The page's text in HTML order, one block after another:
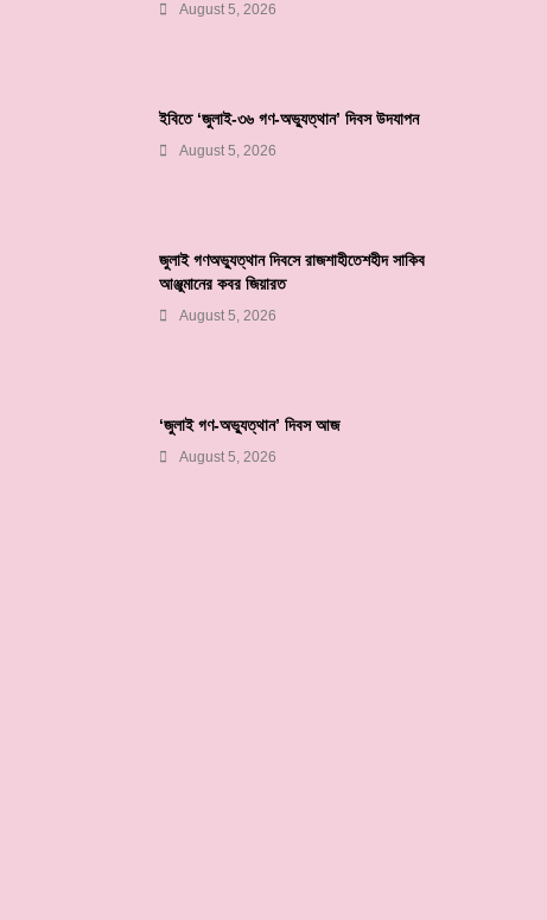
August 5, 2026
ইবিতে ‘জুলাই-৩৬ গণ-অভ্যুত্থান’ দিবস উদযাপন
August 5, 2026
জুলাই গণঅভ্যুত্থান দিবসে রাজশাহীতেশহীদ সাকিব
আঞ্জুমানের কবর জিয়ারত
August 5, 2026
‘জুলাই গণ-অভ্যুত্থান’ দিবস আজ
August 5, 2026